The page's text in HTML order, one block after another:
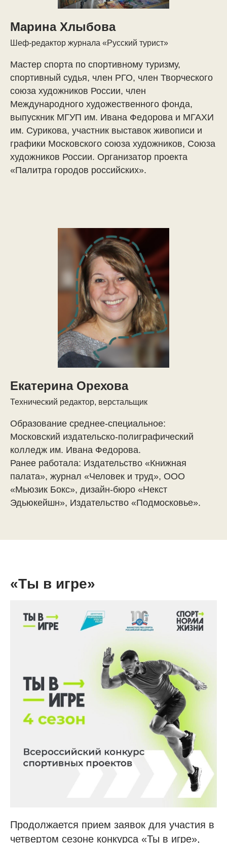
Марина Хлыбова
Шеф-редактор журнала «Русский турист»
Мастер спорта по спортивному туризму,
спортивный судья, член РГО, член Творческого
союза художников России, член
Международного художественного фонда,
выпускник МГУП им. Ивана Федорова и МГАХИ
им. Сурикова, участник выставок живописи и
графики Московского союза художников, Союза
художников России. Организатор проекта
«Палитра городов российских».
Екатерина Орехова
Технический редактор, верстальщик
Образование среднее-специальное:
Московский издательско-полиграфический
колледж им. Ивана Федорова.
Ранее работала: Издательство «Книжная
палата», журнал «Человек и труд», ООО
«Мьюзик Бокс», дизайн-бюро «Некст
Эдьюкейшн», Издательство «Подмосковье».
«Ты в игре»
Продолжается прием заявок для участия в
четвертом сезоне конкурса «Ты в игре»,